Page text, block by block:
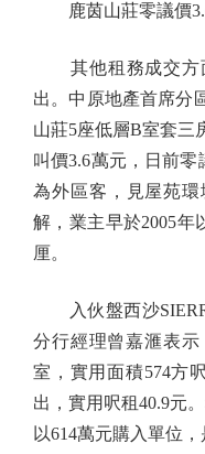
鹿茵山莊零議價
其他租務成交方
出。中原地產首席分
山莊5座低層B室套三
叫價3.6萬元，日前
為外區客，見屋苑
解，業主早於2005年
厘。
入伙盤西沙
分行經理曾嘉滙表示
室，實用面積574方
出，實用呎租40.9元
以614萬元購入單位